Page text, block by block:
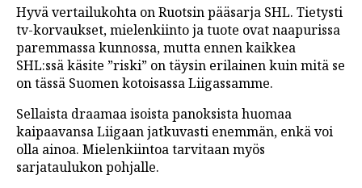
Hyvä vertailukohta on Ruotsin pääsarja SHL. Tietysti
tv-korvaukset, mielenkiinto ja tuote ovat naapurissa
paremmassa kunnossa, mutta ennen kaikkea
SHL:ssä käsite ”riski” on täysin erilainen kuin mitä se
on tässä Suomen kotoisassa Liigassamme.
Sellaista draamaa isoista panoksista huomaa
kaipaavansa Liigaan jatkuvasti enemmän, enkä voi
olla ainoa. Mielenkiintoa tarvitaan myös
sarjataulukon pohjalle.